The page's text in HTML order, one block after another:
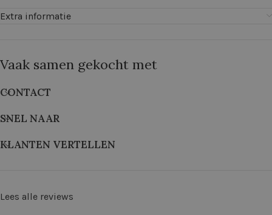
Extra informatie
Vaak samen gekocht met
CONTACT
SNEL NAAR
KLANTEN VERTELLEN
Lees alle reviews